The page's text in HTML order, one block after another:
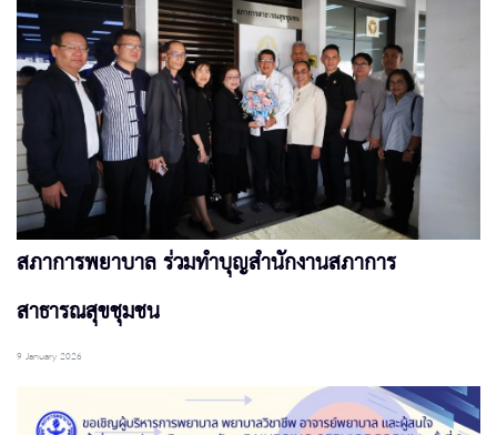
สภาการพยาบาล ร่วมทำบุญสำนักงานสภาการ
สาธารณสุขชุมชน
9 January 2026